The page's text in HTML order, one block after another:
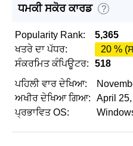
ਧਮਕੀ ਸਕੋਰ ਕਾਰਡ ?
Popularity Rank:
5,365
ਖਤਰੇ ਦਾ ਪੱਧਰ:
20 %
ਸੰਕਰਮਿਤ ਕੰਪਿਊਟਰ:
518
ਪਹਿਲੀ ਵਾਰ ਦੇਖਿਆ:
ਅਖੀਰ ਦੇਖਿਆ ਗਿਆ:
April
ਪ੍ਰਭਾਵਿਤ OS: